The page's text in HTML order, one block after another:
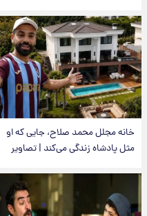
خانه مجلل محمد صلاح، جایی که او
مثل پادشاه زندگی می‌کند | تصاویر